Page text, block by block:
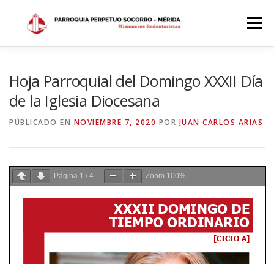
contenido
Menú
Hoja Parroquial del Domingo XXXII Día
de la Iglesia Diocesana
PÚBLICADO EN NOVIEMBRE 7, 2020 POR JUAN CARLOS ARIAS
Página 1 / 4 Zoom 100%